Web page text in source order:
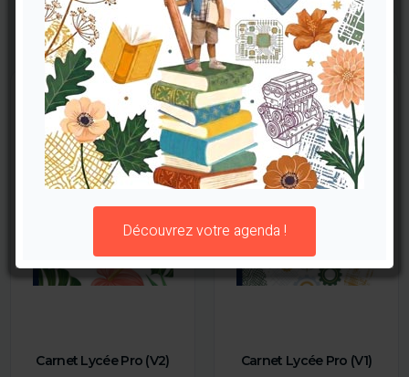
Même contenu pratique, deux couvertures graphiques au
choix.
Carnet Lycée Pro (V2) Carnet Lycée Pro (V1)
Découvrez votre agenda !